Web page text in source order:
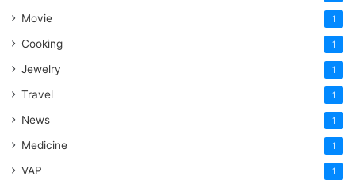
Movie 1
Cooking 1
Jewelry 1
Travel 1
News 1
Medicine 1
VAP 1